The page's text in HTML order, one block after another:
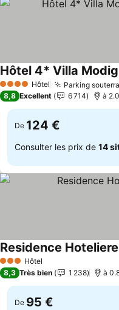
4 Étoiles Hôtel Parking
Hôtel 4* Villa
8,8 Excellent 6 714 à
De 124 €
Consulter les prix de 14
3 ÉtoilesHôtel
Residence
8,3 Très bien 1 238 à
De 95 €